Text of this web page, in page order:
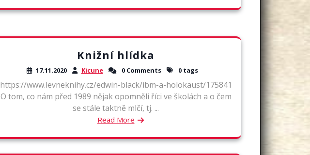
Knižní hlídka
17.11.2020 Kicune 0 Comments 0 tags
https://www.levneknihy.cz/edwin-black/ibm-a-holokaust/175841
O tom, co nám před 1989 nějak opomněli říci ve školách a o čem
se stále taktně mlčí, tj. ...
Read More